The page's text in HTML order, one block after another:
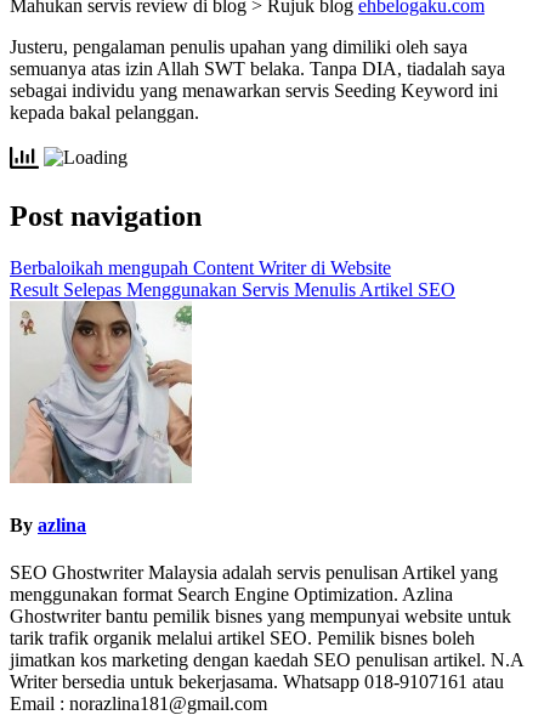
Mahukan servis review di blog > Rujuk blog ehbelogaku.com
Justeru, pengalaman penulis upahan yang dimiliki oleh saya
semuanya atas izin Allah SWT belaka. Tanpa DIA, tiadalah saya
sebagai individu yang menawarkan servis Seeding Keyword ini
kepada bakal pelanggan.
Post navigation
Berbaloikah mengupah Content Writer di Website
Result Selepas Menggunakan Servis Menulis Artikel SEO
By azlina
SEO Ghostwriter Malaysia adalah servis penulisan Artikel yang
menggunakan format Search Engine Optimization. Azlina
Ghostwriter bantu pemilik bisnes yang mempunyai website untuk
tarik trafik organik melalui artikel SEO. Pemilik bisnes boleh
jimatkan kos marketing dengan kaedah SEO penulisan artikel. N.A
Writer bersedia untuk bekerjasama. Whatsapp 018-9107161 atau
Email : norazlina181@gmail.com